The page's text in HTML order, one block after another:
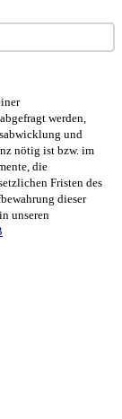
werden,
und
nötig ist bzw. im
die
Fristen des
dieser
unseren